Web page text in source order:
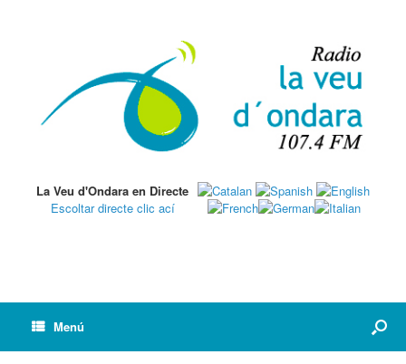
La Veu d'Ondara en Directe
Escoltar directe clic ací
Menú